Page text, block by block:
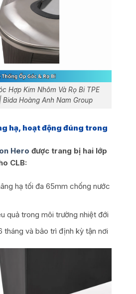
Hợp Kim Nhôm Và Rọ Bi TPE
Bida Hoàng Anh Nam Group
hạ, hoạt động đúng trong
Hero được trang bị hai lớp
CLB:
hạ tối đa 65mm chống nước
quả trong môi trường nhiệt đới
tháng và bảo trì định kỳ tận nơi